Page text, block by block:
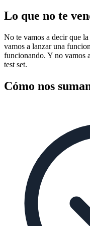
Lo que no te
No te vamos a decir que
vamos a lanzar una
funcionando. Y no vamos
test set.
Cómo nos